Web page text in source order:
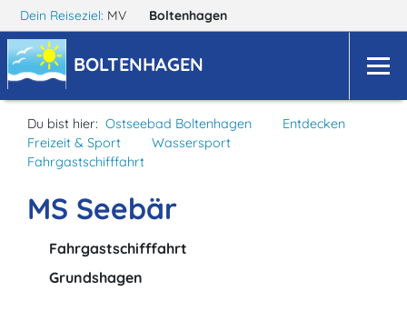
Dein Reiseziel: MV Boltenhagen
BOLTENHAGEN
Du bist hier: Ostseebad Boltenhagen
Entdecken
Freizeit & Sport
Wassersport
Fahrgastschifffahrt
MS Seebär
Fahrgastschifffahrt
Grundshagen